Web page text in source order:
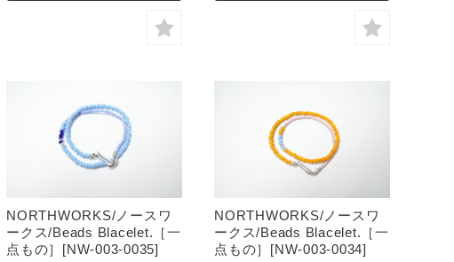
NORTHWORKS/ノースワ
ークス/Beads Blacelet.［一
点もの］[NW-003-0035]
NORTHWORKS/ノースワ
ークス/Beads Blacelet.［一
点もの］[NW-003-0034]